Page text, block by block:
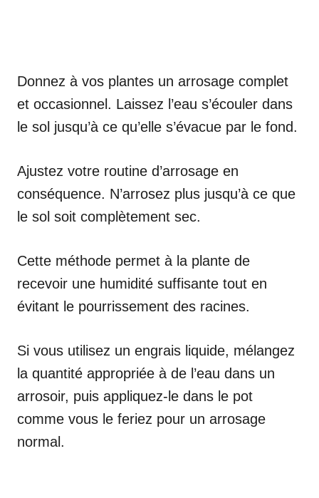
Donnez à vos plantes un arrosage complet
et occasionnel. Laissez l’eau s’écouler dans
le sol jusqu’à ce qu’elle s’évacue par le fond.
Ajustez votre routine d’arrosage en
conséquence. N’arrosez plus jusqu’à ce que
le sol soit complètement sec.
Cette méthode permet à la plante de
recevoir une humidité suffisante tout en
évitant le pourrissement des racines.
Si vous utilisez un engrais liquide, mélangez
la quantité appropriée à de l’eau dans un
arrosoir, puis appliquez-le dans le pot
comme vous le feriez pour un arrosage
normal.